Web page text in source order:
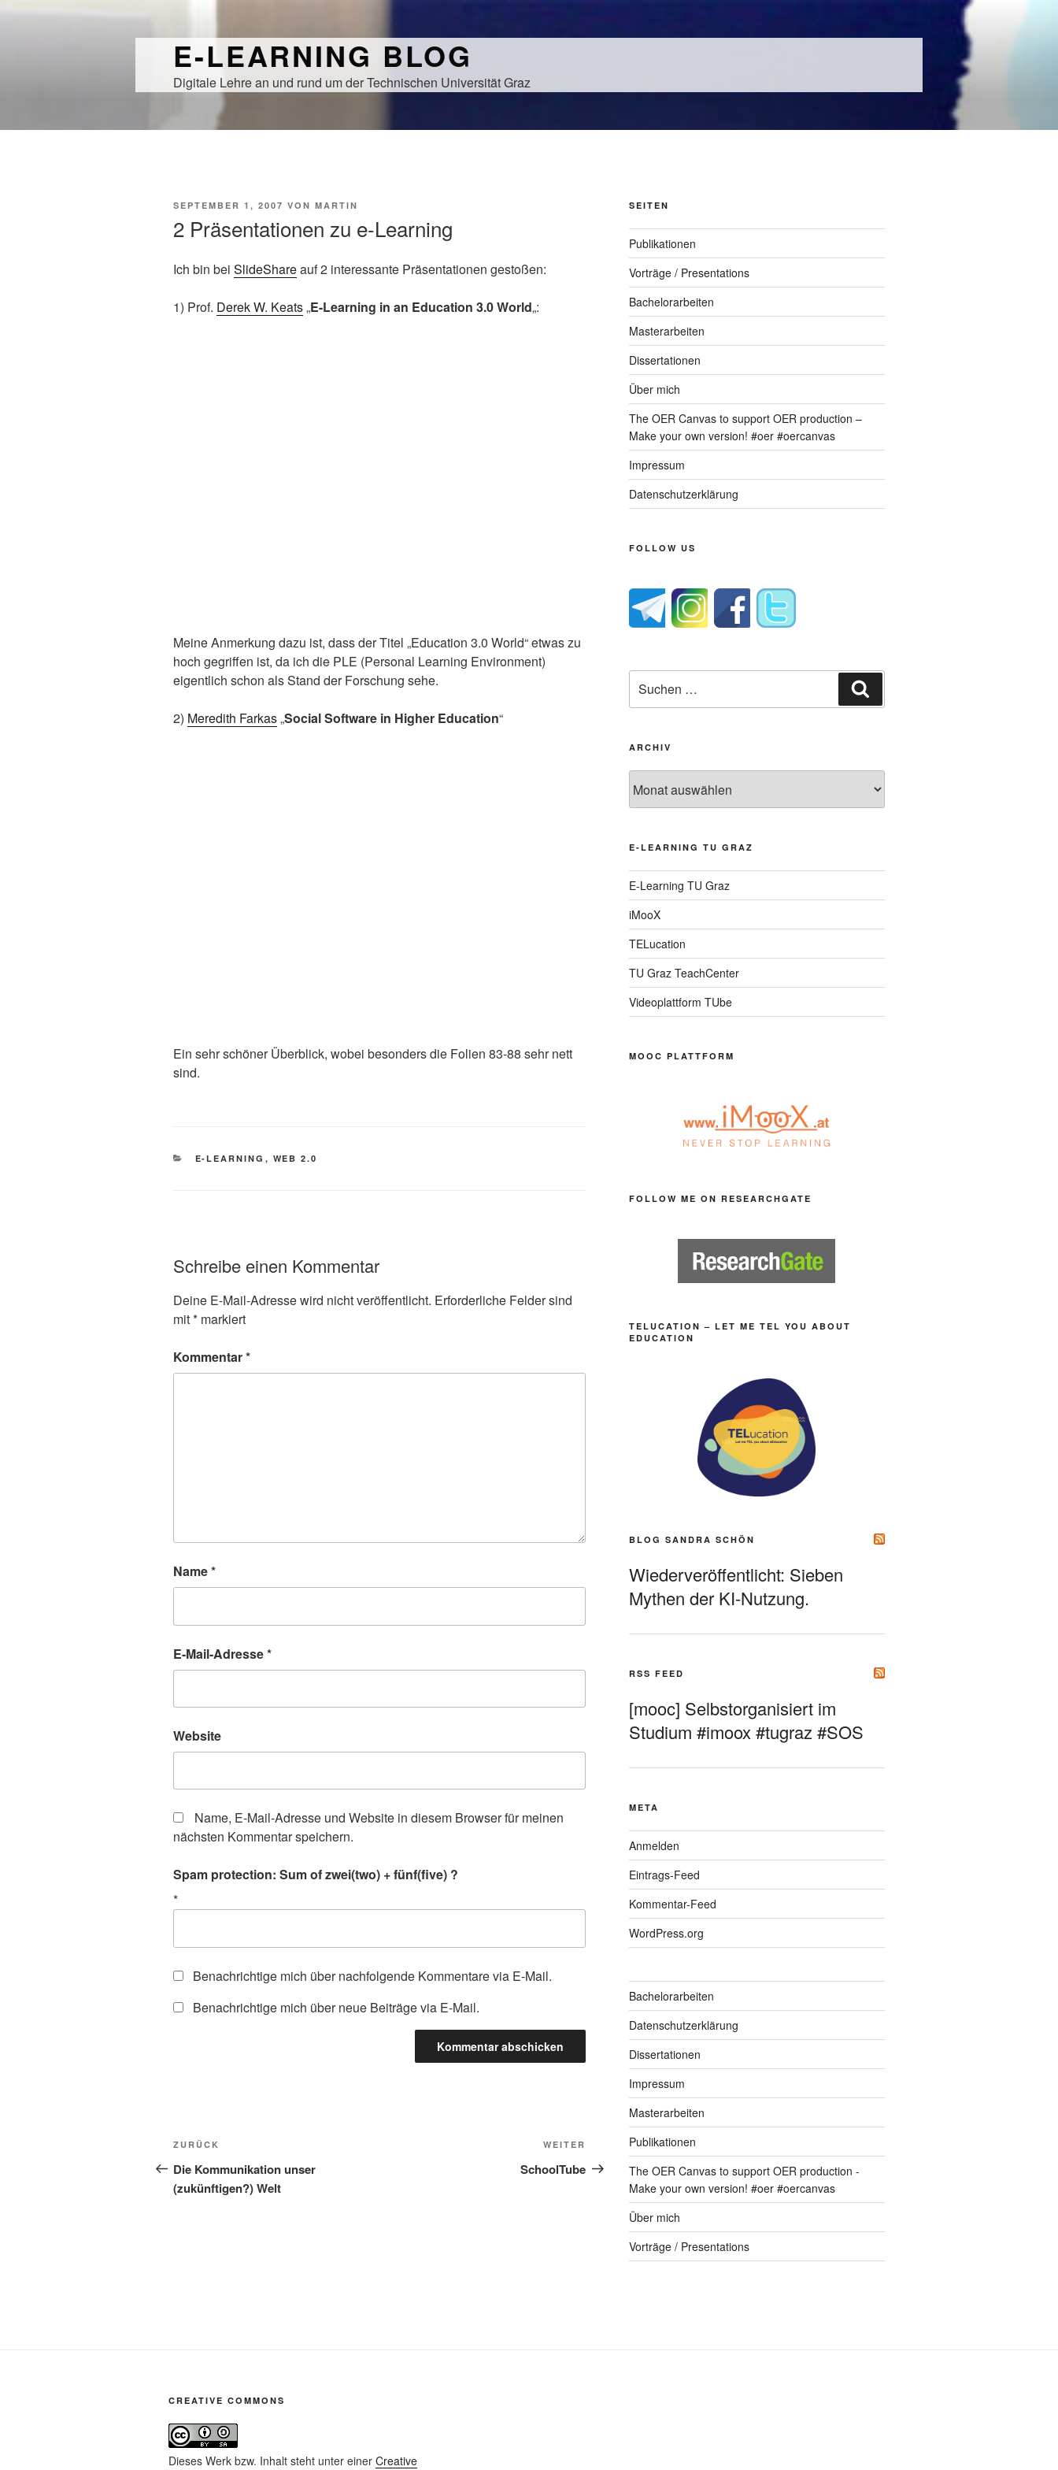
E-LEARNING BLOG
Digitale Lehre an und rund um der Technischen Universität Graz
VERÖFFENTLICHT
SEPTEMBER 1, 2007 VON MARTIN
2 Präsentationen zu e-Learning
Ich bin bei SlideShareauf 2 interessante Präsentationen gestoßen:
1) Prof. Derek W. Keats„E-Learning in an Education 3.0 World„:
Meine Anmerkung dazu ist, dass der Titel „Education 3.0 World“ etwas zu
hoch gegriffen ist, da ich die PLE (Personal Learning Environment)
eigentlich schon als Stand der Forschung sehe.
2) Meredith Farkas„Social Software in Higher Education“
Ein sehr schöner Überblick, wobei besonders die Folien 83-88 sehr nett
sind.
KATEGORIEN
E-LEARNING , WEB 2.0
Schreibe einen Kommentar
Deine E-Mail-Adresse wird nicht veröffentlicht. Erforderliche Felder sind
mit* markiert
Kommentar*
Name*
E-Mail-Adresse*
Website
Name, E-Mail-Adresse und Website in diesem Browser für meinen
nächsten Kommentar speichern.
Spam protection: Sum of zwei(two) + fünf(five) ?
*
Benachrichtige mich über nachfolgende Kommentare via E-Mail.
Benachrichtige mich über neue Beiträge via E-Mail.
Beitragsnavigation
Vorheriger
Beitrag
ZURÜCK
Die Kommunikation unser
(zukünftigen?) Welt
Nächster
Beitrag
WEITER
SchoolTube
SEITEN
Publikationen
Vorträge / Presentations
Bachelorarbeiten
Masterarbeiten
Dissertationen
Über mich
The OER Canvas to support OER production –
Make your own version! #oer #oercanvas
Impressum
Datenschutzerklärung
FOLLOW US
nach:
ARCHIV
E-LEARNING TU GRAZ
E-Learning TU Graz
iMooX
TELucation
TU Graz TeachCenter
Videoplattform TUbe
MOOC PLATTFORM
FOLLOW ME ON RESEARCHGATE
TELUCATION – LET ME TEL YOU ABOUT
EDUCATION
BLOG SANDRA SCHÖN
Wiederveröffentlicht: Sieben
Mythen der KI-Nutzung.
RSS FEED
[mooc] Selbstorganisiert im
Studium #imoox #tugraz #SOS
META
Anmelden
Eintrags-Feed
Kommentar-Feed
WordPress.org
Bachelorarbeiten
Datenschutzerklärung
Dissertationen
Impressum
Masterarbeiten
Publikationen
The OER Canvas to support OER production -
Make your own version! #oer #oercanvas
Über mich
Vorträge / Presentations
CREATIVE COMMONS
Dieses Werk bzw. Inhalt steht unter einer Creative